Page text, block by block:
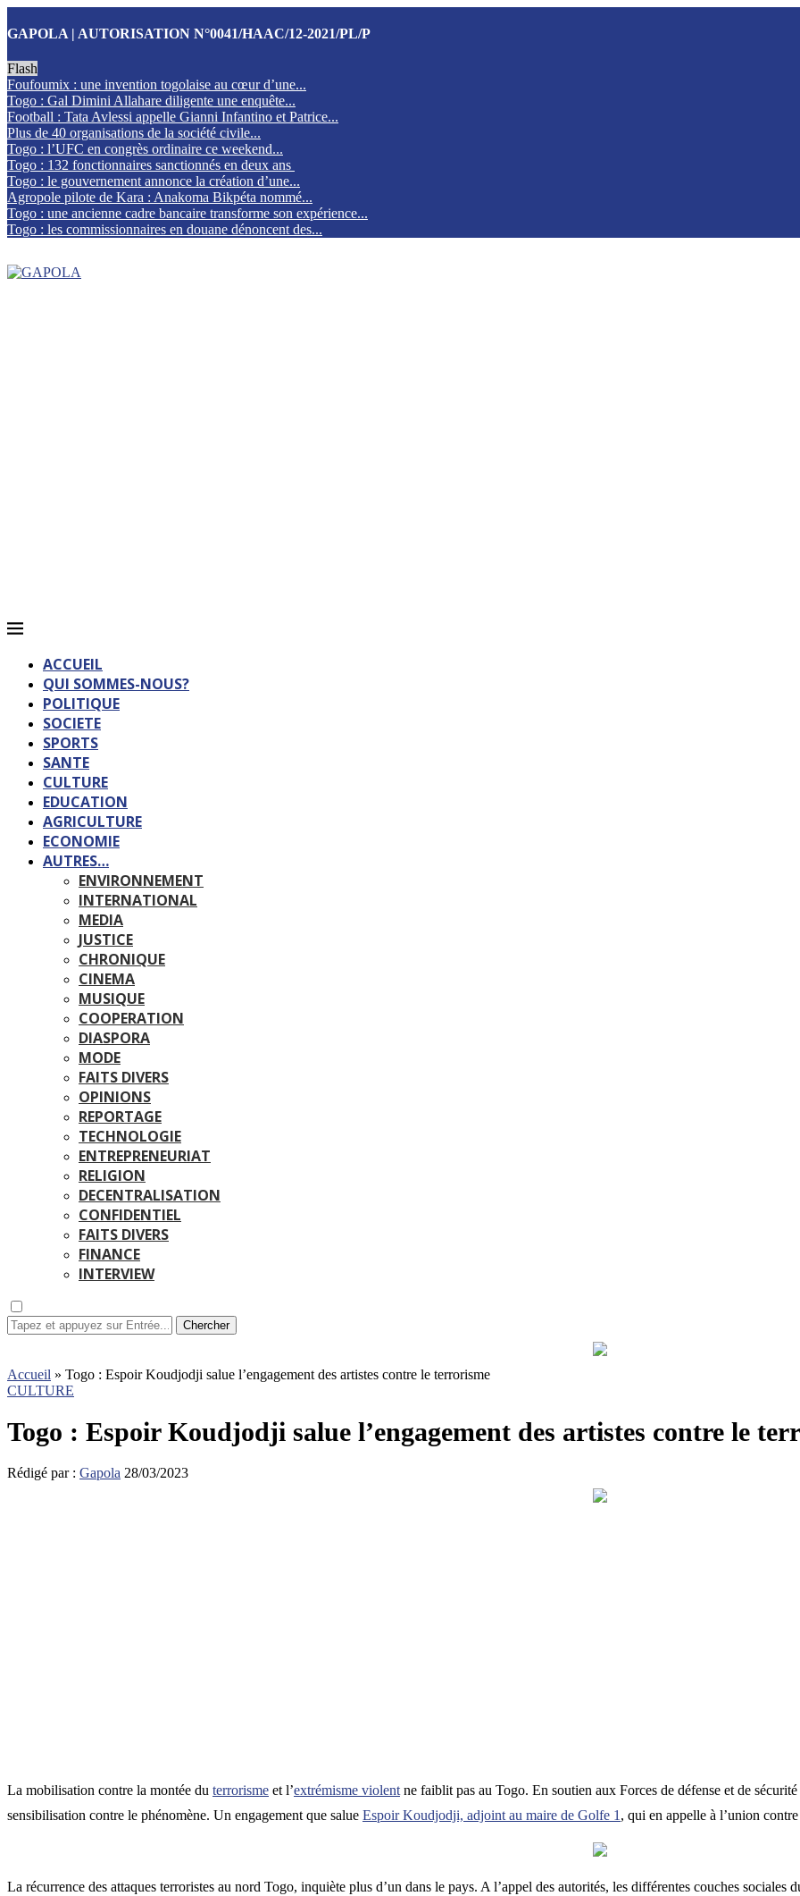
GAPOLA | AUTORISATION N°0041/HAAC/12-2021/PL/P
Flash
Foufoumix : une invention togolaise au cœur d’une...
Togo : Gal Dimini Allahare diligente une enquête...
Football : Tata Avlessi appelle Gianni Infantino et Patrice...
Plus de 40 organisations de la société civile...
Togo : l’UFC en congrès ordinaire ce weekend...
Togo : 132 fonctionnaires sanctionnés en deux ans
Togo : le gouvernement annonce la création d’une...
Agropole pilote de Kara : Anakoma Bikpéta nommé...
Togo : une ancienne cadre bancaire transforme son expérience...
Togo : les commissionnaires en douane dénoncent des...
ACCUEIL
QUI SOMMES-NOUS?
POLITIQUE
SOCIETE
SPORTS
SANTE
CULTURE
EDUCATION
AGRICULTURE
ECONOMIE
AUTRES…
ENVIRONNEMENT
INTERNATIONAL
MEDIA
JUSTICE
CHRONIQUE
CINEMA
MUSIQUE
COOPERATION
DIASPORA
MODE
FAITS DIVERS
OPINIONS
REPORTAGE
TECHNOLOGIE
ENTREPRENEURIAT
RELIGION
DECENTRALISATION
CONFIDENTIEL
FAITS DIVERS
FINANCE
INTERVIEW
Chercher
Accueil » Togo : Espoir Koudjodji salue l’engagement des artistes contre le terrorisme
CULTURE
Togo : Espoir Koudjodji salue l’engagement des artistes contre le
Rédigé par : Gapola 28/03/2023
La mobilisation contre la montée du terrorisme et l’extrémisme violent ne faiblit pas au Togo. En soutien aux Forces de défense et de
sensibilisation contre le phénomène. Un engagement que salue Espoir Koudjodji, adjoint au maire de Golfe 1 , qui en appelle à l’union
La récurrence des attaques terroristes au nord Togo, inquiète plus d’un dans le pays. A l’appel des autorités, les différentes couches sociales